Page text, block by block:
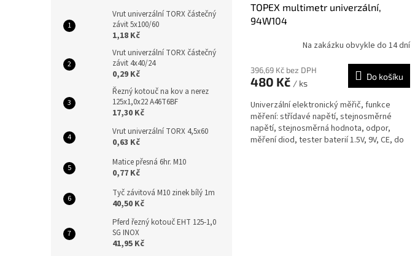
Vrut univerzální TORX částečný
závit 5x100/60
1,18 Kč
Vrut univerzální TORX částečný
závit 4x40/24
0,29 Kč
Řezný kotouč na kov a nerez
125x1,0x22 A46T6BF
17,30 Kč
Vrut univerzální TORX 4,5x60
0,63 Kč
Matice přesná 6hr. M10
0,77 Kč
Tyč závitová M10 zinek bílý 1m
40,50 Kč
Pferd řezný kotouč EHT 125-1,0
SG INOX
41,95 Kč
TOPEX multimetr univerzální,
94W104
Na zakázku obvykle do 14 dní
396,69 Kč bez DPH
480 Kč / ks
Do košíku
Univerzální elektronický měřič, funkce
měření: střídavé napětí, stejnosměrné
napětí, stejnosměrná hodnota, odpor,
měření diod, tester baterií 1.5V, 9V, CE, do